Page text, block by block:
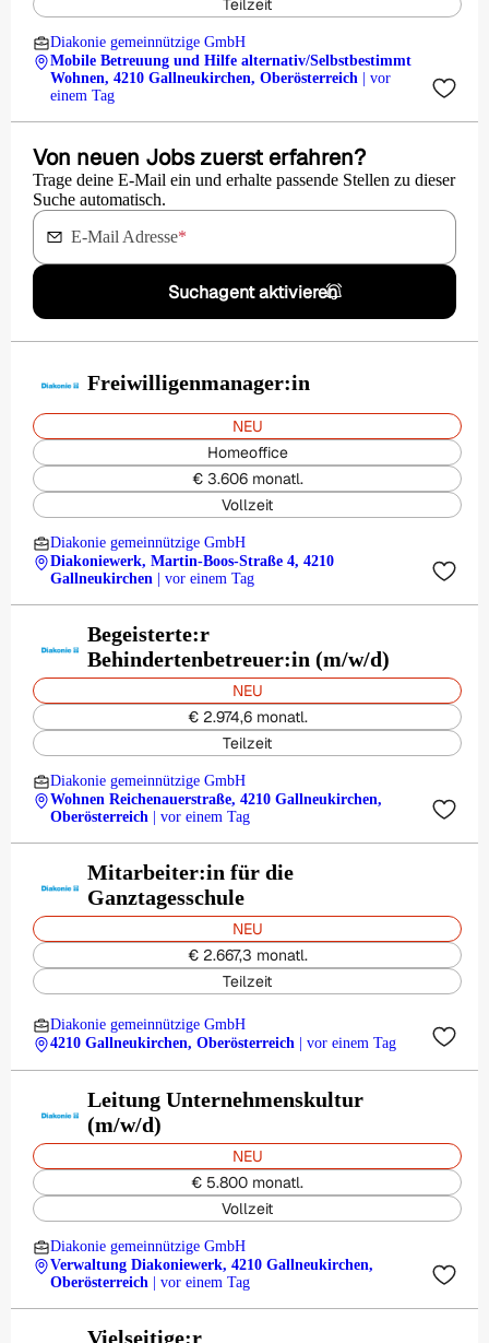
Teilzeit
Diakonie gemeinnützige GmbH
Mobile Betreuung und Hilfe alternativ/Selbstbestimmt
Wohnen, 4210 Gallneukirchen, Oberösterreich
| vor
einem Tag
Von neuen Jobs zuerst erfahren?
Trage deine E-Mail ein und erhalte passende Stellen zu dieser
Suche automatisch.
E-Mail Adresse*
Suchagent aktivieren
Freiwilligenmanager:in
NEU
Homeoffice
€ 3.606 monatl.
Vollzeit
Diakonie gemeinnützige GmbH
Diakoniewerk, Martin-Boos-Straße 4, 4210
Gallneukirchen
| vor einem Tag
Begeisterte:r
Behindertenbetreuer:in (m/w/d)
NEU
€ 2.974,6 monatl.
Teilzeit
Diakonie gemeinnützige GmbH
Wohnen Reichenauerstraße, 4210 Gallneukirchen,
Oberösterreich
| vor einem Tag
Mitarbeiter:in für die
Ganztagesschule
NEU
€ 2.667,3 monatl.
Teilzeit
Diakonie gemeinnützige GmbH
4210 Gallneukirchen, Oberösterreich
| vor einem Tag
Leitung Unternehmenskultur
(m/w/d)
NEU
€ 5.800 monatl.
Vollzeit
Diakonie gemeinnützige GmbH
Verwaltung Diakoniewerk, 4210 Gallneukirchen,
Oberösterreich
| vor einem Tag
Vielseitige:r